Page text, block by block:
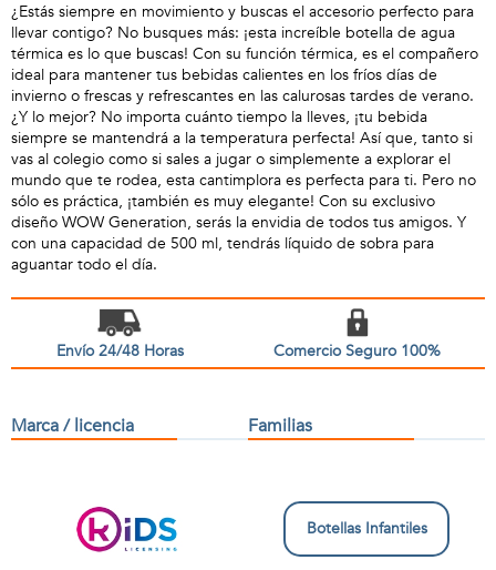
¿Estás siempre en movimiento y buscas el accesorio perfecto para
llevar contigo? No busques más: ¡esta increíble botella de agua
térmica es lo que buscas! Con su función térmica, es el compañero
ideal para mantener tus bebidas calientes en los fríos días de
invierno o frescas y refrescantes en las calurosas tardes de verano.
¿Y lo mejor? No importa cuánto tiempo la lleves, ¡tu bebida
siempre se mantendrá a la temperatura perfecta! Así que, tanto si
vas al colegio como si sales a jugar o simplemente a explorar el
mundo que te rodea, esta cantimplora es perfecta para ti. Pero no
sólo es práctica, ¡también es muy elegante! Con su exclusivo
diseño WOW Generation, serás la envidia de todos tus amigos. Y
con una capacidad de 500 ml, tendrás líquido de sobra para
aguantar todo el día.
Envío 24/48 Horas Comercio Seguro 100%
Marca / licencia Familias
Botellas Infantiles